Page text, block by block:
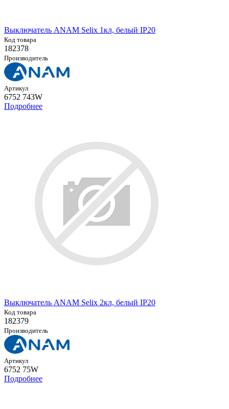
Выключатель ANAM Selix 1кл, белый IP20
Код товара
182378
Производитель
Артикул
6752 743W
Подробнее
Выключатель ANAM Selix 2кл, белый IP20
Код товара
182379
Производитель
Артикул
6752 75W
Подробнее